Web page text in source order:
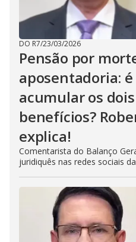
DO R7/23/03/2026
Pensão por
aposentadoria:
acumular os
benefícios?
explica!
Comentarista do Balanço
juridiquês nas redes sociais da